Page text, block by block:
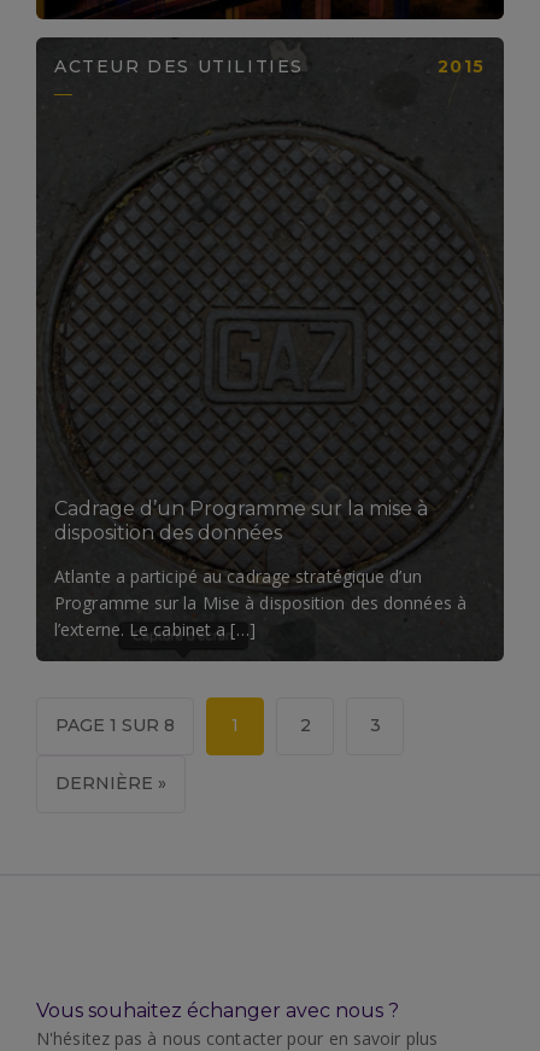
ACTEUR DES UTILITIES 2015
Cadrage d’un Programme sur la mise à
disposition des données
Atlante a participé au cadrage stratégique d’un
Programme sur la Mise à disposition des données à
l’externe. Le cabinet a […]
PAGE 1 SUR 8 1 2 3
DERNIÈRE »
Vous souhaitez échanger avec nous ?
N'hésitez pas à nous contacter pour en savoir plus